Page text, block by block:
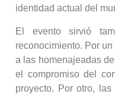
identidad actual del
El evento sirvió
reconocimiento. Por
a las homenajeadas
el compromiso del
proyecto. Por otro,